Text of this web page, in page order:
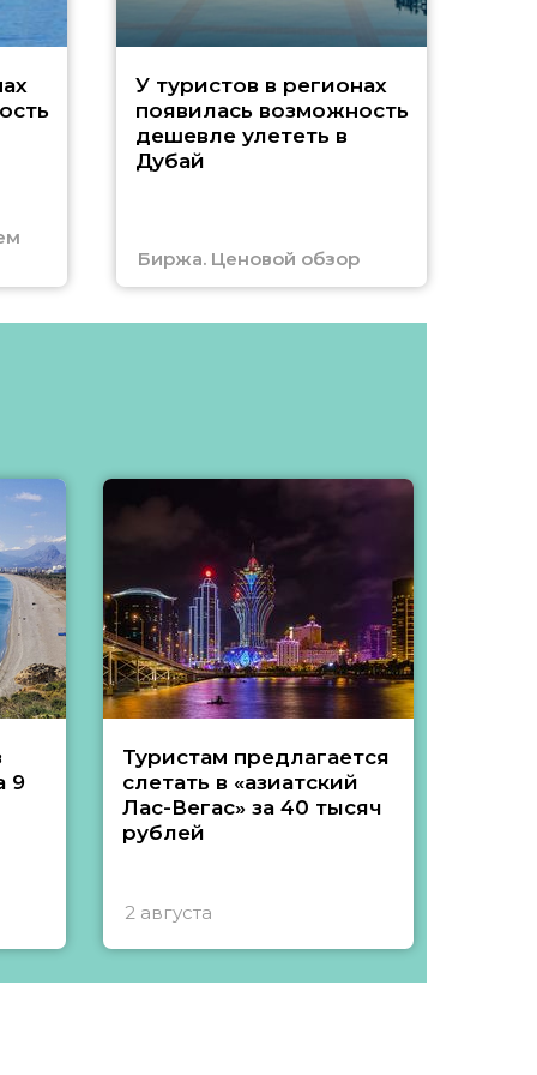
У туристов в регионах
появилась возможность
дешевле улететь в
Дубай
Биржа. Ценовой обзор
9
Туристам предлагается
слетать в «азиатский
Лас-Вегас» за 40 тысяч
рублей
2 августа